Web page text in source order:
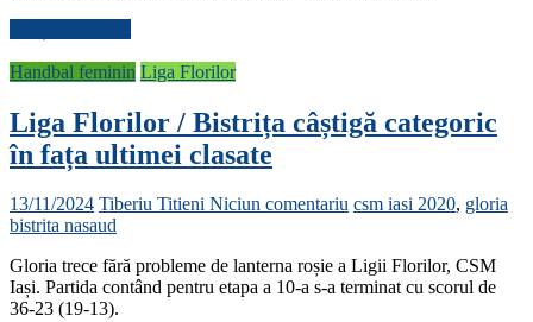
Handbal feminin Liga Florilor
Liga Florilor / Bistrița câștigă categoric
în fața ultimei clasate
13/11/2024 Tiberiu Titieni Niciun comentariu csm iasi 2020, gloria
bistrita nasaud
Gloria trece fără probleme de lanterna roșie a Ligii Florilor, CSM
Iași. Partida contând pentru etapa a 10-a s-a terminat cu scorul de
36-23 (19-13).